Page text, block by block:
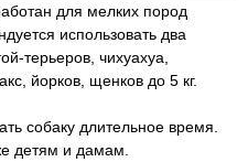
для мелких пород
использовать два
терьеров, чихуахуа,
йорков, щенков до 5 кг.
собаку длительное время.
детям и дамам.